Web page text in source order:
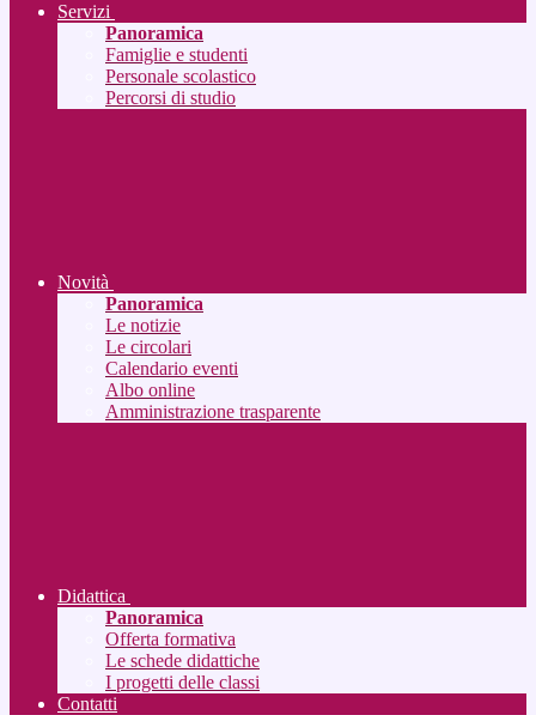
Servizi
Panoramica
Famiglie e studenti
Personale scolastico
Percorsi di studio
Novità
Panoramica
Le notizie
Le circolari
Calendario eventi
Albo online
Amministrazione trasparente
Didattica
Panoramica
Offerta formativa
Le schede didattiche
I progetti delle classi
Contatti